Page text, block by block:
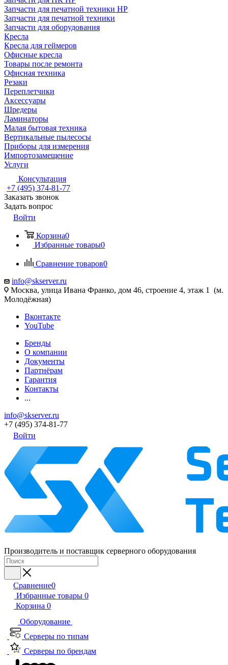
Запчасти для печатной техники HP
Запчасти для печатной техники
Запчасти для оборудования
Кресла
Кресла для геймеров
Офисные кресла
Товары после ремонта
Офисная техника
Резаки
Переплетчики
Аксессуары
Шредеры
Ламинаторы
Малая бытовая техника
Вертикальные пылесосы
Приборы для измерения
Импортозамещение
Услуги
Консультация
+7 (495) 374-81-77
Заказать звонок
Задать вопрос
Войти
Корзина0
Избранные товары0
Сравнение товаров0
info@skserver.ru
Москва, улица Ивана Франко, дом 46, строение 4, этаж 1 (м.
Молодёжная)
Вконтакте
YouTube
Бренды
О компании
Документы
Партнёрам
Гарантия
Контакты
...
info@skserver.ru
+7 (495) 374-81-77
Войти
Производитель и поставщик серверного оборудования
Сравнение0
Избранные товары 0
Корзина 0
Оборудование
Серверы по типам
Серверы по брендам